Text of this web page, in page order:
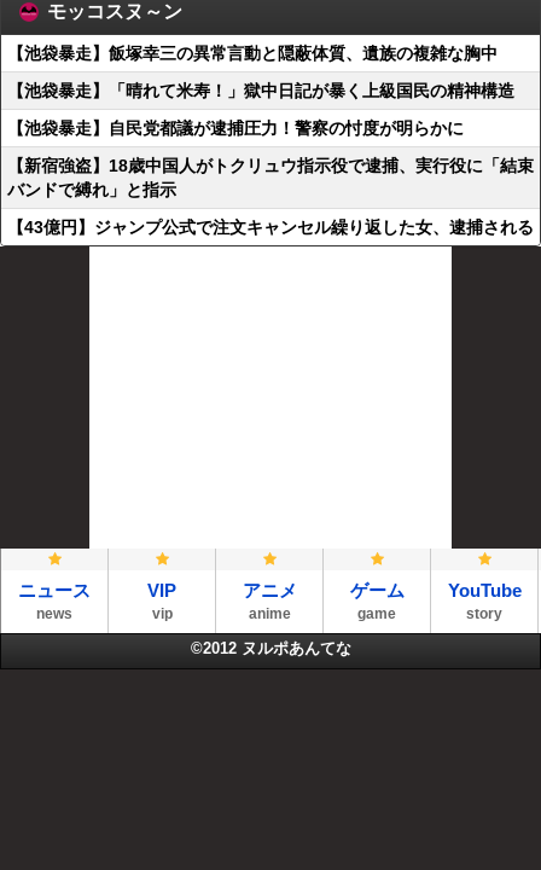
モッコスヌ～ン
【池袋暴走】飯塚幸三の異常言動と隠蔽体質、遺族の複雑な胸中
【池袋暴走】「晴れて米寿！」獄中日記が暴く上級国民の精神構造
【池袋暴走】自民党都議が逮捕圧力！警察の忖度が明らかに
【新宿強盗】18歳中国人がトクリュウ指示役で逮捕、実行役に「結束
バンドで縛れ」と指示
【43億円】ジャンプ公式で注文キャンセル繰り返した女、逮捕される
ニュース
news
VIP
vip
アニメ
anime
ゲーム
game
YouTube
story
©2012 ヌルポあんてな